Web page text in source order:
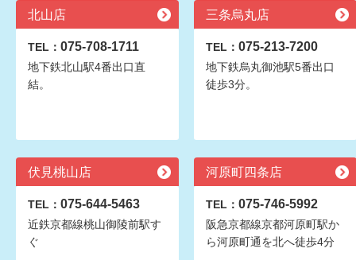
北山店
TEL： 075-708-1711
地下鉄北山駅4番出口直
結。
三条烏丸店
TEL： 075-213-7200
地下鉄烏丸御池駅5番出口
徒歩3分。
伏見桃山店
TEL： 075-644-5463
近鉄京都線桃山御陵前駅す
ぐ
河原町四条店
TEL： 075-746-5992
阪急京都線京都河原町駅か
ら河原町通を北へ徒歩4分